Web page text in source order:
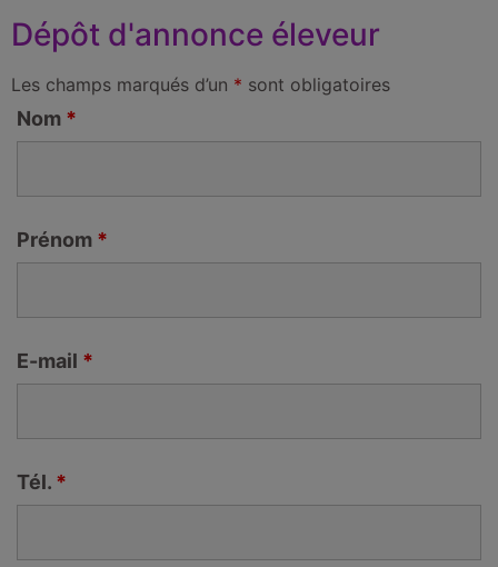
Dépôt d'annonce éleveur
Les champs marqués d’un * sont obligatoires
Nom *
Prénom *
E-mail *
Tél. *